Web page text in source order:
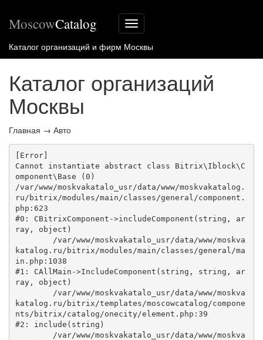
Меню
сайта
MoscowCatalog
Каталог организаций и фирм Москвы
Каталог организаций
Москвы
Главная → Авто
[Error]
Cannot instantiate abstract class Bitrix\Iblock\C
omponent\Base (0)
/var/www/moskvakatalo_usr/data/www/moskvakatalog.
ru/bitrix/modules/main/classes/general/component.
php:623
#0: CBitrixComponent->includeComponent(string, ar
ray, object)
katalog.ru/bitrix/modules/main/classes/general/ma
in.php:1038
#1: CAllMain->IncludeComponent(string, string, ar
ray, object)
katalog.ru/bitrix/templates/moscowcatalog/compone
nts/bitrix/catalog/onecity/element.php:39
#2: include(string)